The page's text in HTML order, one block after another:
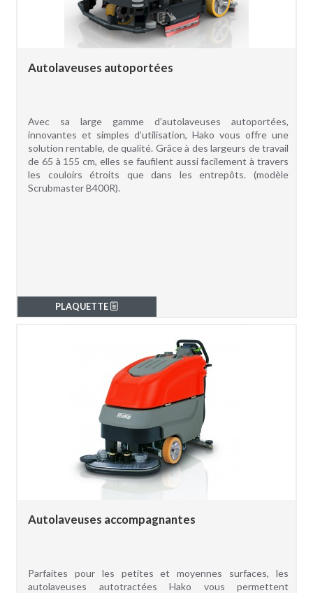
Autolaveuses autoportées
Avec sa large gamme d’autolaveuses autoportées,
innovantes et simples d’utilisation, Hako vous offre une
solution rentable, de qualité. Grâce à des largeurs de travail
de 65 à 155 cm, elles se faufilent aussi facilement à travers
les couloirs étroits que dans les entrepôts. (modèle
Scrubmaster B400R).
PLAQUETTE
Autolaveuses accompagnantes
Parfaites pour les petites et moyennes surfaces, les
autolaveuses autotractées Hako vous permettent